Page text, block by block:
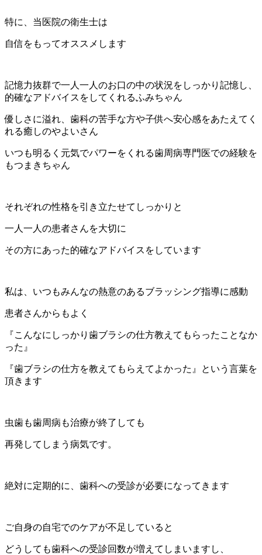
特に、当医院の衛生士は
自信をもってオススメします
記憶力抜群で一人一人のお口の中の状況をしっかり記憶し、
的確なアドバイスをしてくれるふみちゃん
優しさに溢れ、歯科の苦手な方や子供へ安心感をあたえてく
れる癒しのやよいさん
いつも明るく元気でパワーをくれる歯周病専門医での経験を
もつまきちゃん
それぞれの性格を引き立たせてしっかりと
一人一人の患者さんを大切に
その方にあった的確なアドバイスをしています
私は、いつもみんなの熱意のあるブラッシング指導に感動
患者さんからもよく
『こんなにしっかり歯ブラシの仕方教えてもらったことなか
った』
『歯ブラシの仕方を教えてもらえてよかった』という言葉を
頂きます
虫歯も歯周病も治療が終了しても
再発してしまう病気です。
絶対に定期的に、歯科への受診が必要になってきます
ご自身の自宅でのケアが不足していると
どうしても歯科への受診回数が増えてしまいますし、